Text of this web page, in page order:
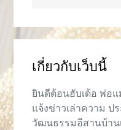
เกี่ยวกับเว็บนี้
ยินดีต้อนฮับเด้อ พ่อแ
แจ้งข่าวเล่าความ
วัฒนธรรมอีสานบ้าน